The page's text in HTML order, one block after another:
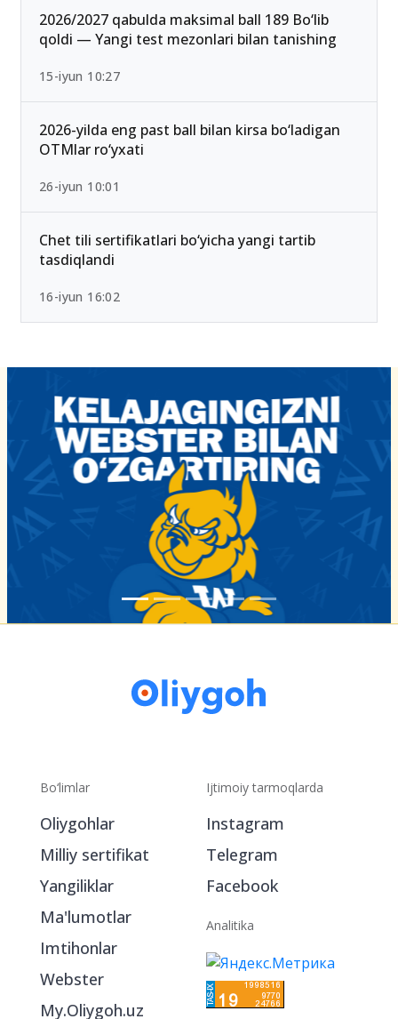
2026/2027 qabulda maksimal ball 189 Bo‘lib
qoldi — Yangi test mezonlari bilan tanishing
15-iyun 10:27
2026-yilda eng past ball bilan kirsa bo‘ladigan
OTMlar ro‘yxati
26-iyun 10:01
Chet tili sertifikatlari bo‘yicha yangi tartib
tasdiqlandi
16-iyun 16:02
Bo‘limlar
Oliygohlar
Milliy sertifikat
Yangiliklar
Ma'lumotlar
Imtihonlar
Webster
My.Oliygoh.uz
Ijtimoiy tarmoqlarda
Instagram
Telegram
Facebook
Analitika